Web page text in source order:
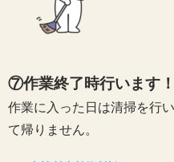
⑦作業終了時行います！
作業に入った日は清掃を行
て帰りません。